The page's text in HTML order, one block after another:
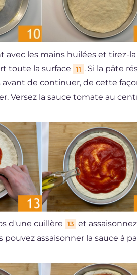
avec les mains huilées et tirez-
toute la surface
11 . Si la pâte
de continuer, de cette
Versez la sauce tomate au
d'une cuillère 13 et
pouvez assaisonner la sauce à